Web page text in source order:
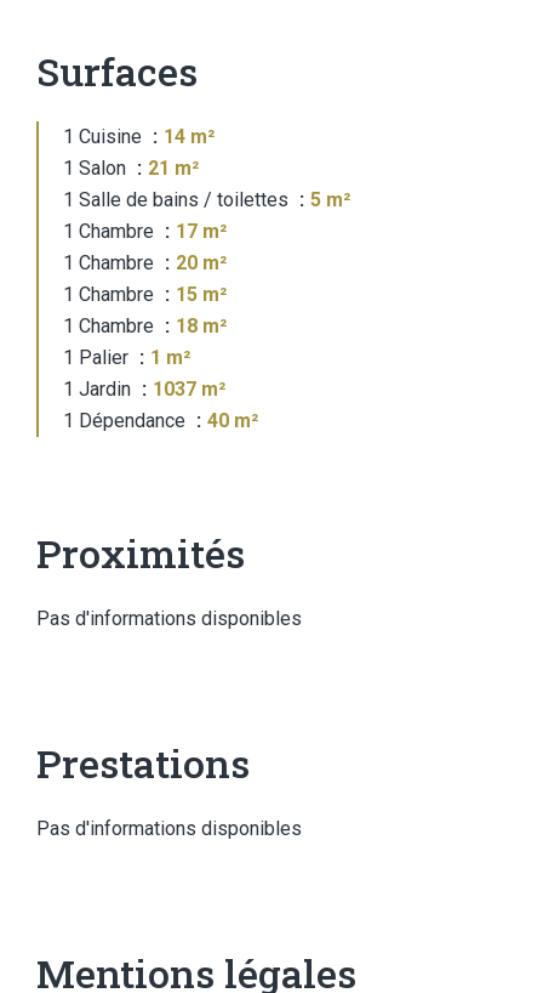
Surfaces
1 Cuisine
14 m²
1 Salon
21 m²
1 Salle de bains / toilettes
5 m²
1 Chambre
17 m²
1 Chambre
20 m²
1 Chambre
15 m²
1 Chambre
18 m²
1 Palier
1 m²
1 Jardin
1037 m²
1 Dépendance
40 m²
Proximités
Pas d'informations disponibles
Prestations
Pas d'informations disponibles
Mentions légales